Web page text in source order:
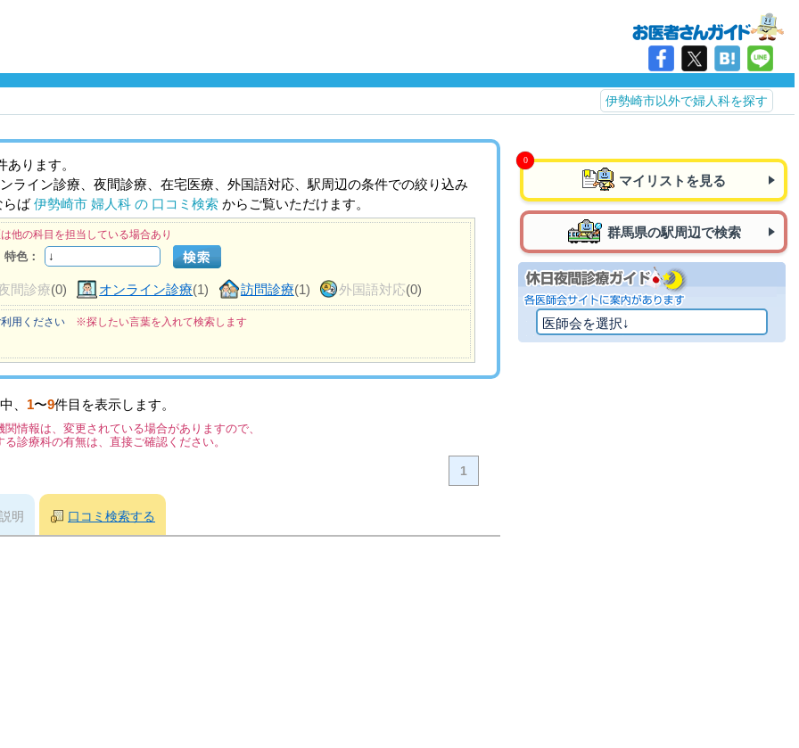
伊勢崎市以外で婦人科を探す
ります。
ライン診療、夜間診療、在宅医療、外国語対応、駅周辺の条件での絞り込み
らば伊勢崎市 婦人科 の 口コミ検索 からご覧いただけます。
の科目を担当している場合あり
特色：
間診療(0) オンライン診療(1) 訪問診療(1) 外国語対応(0)
利用ください ※探したい言葉を入れて検索します
、 1〜9件目を表示します。
情報は、変更されている場合がありますので、
診療科の有無は、直接ご確認ください。
1
明 口コミ検索する
マイリストを見る
群馬県の駅周辺で検索